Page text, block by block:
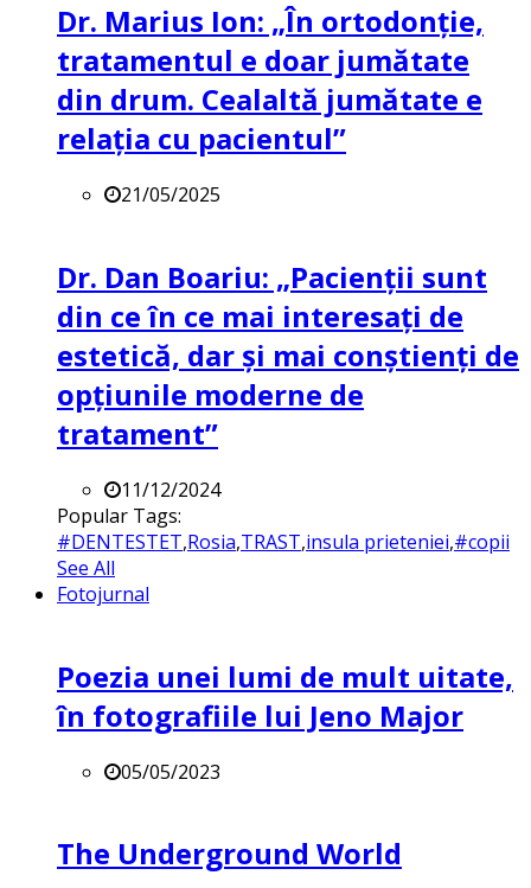
Dr. Marius Ion: „În ortodonție,
tratamentul e doar jumătate
din drum. Cealaltă jumătate e
relația cu pacientul”
21/05/2025
Dr. Dan Boariu: „Pacienții sunt
din ce în ce mai interesați de
estetică, dar și mai conștienți de
opțiunile moderne de
tratament”
11/12/2024
Popular Tags:
#DENTESTET,Rosia,TRAST,insula prieteniei,#copii
See All
Fotojurnal
Poezia unei lumi de mult uitate,
în fotografiile lui Jeno Major
05/05/2023
The Underground World